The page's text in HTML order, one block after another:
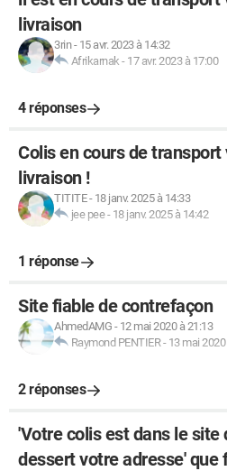
livraison
3rin- 15 avr. 2023 à 14:32
Afrikarnak - 17 avr. 2023 à 17:00
4 réponses
Colis en cours de
livraison !
TITITE- 18 janv. 2025 à 14:33
jee pee- 18 janv. 2025 à 14:42
1 réponse
Site fiable de contrefaçon
AhmedAMG - 12 mai 2020 à 21:13
Raymond PENTIER- 13 mai
2 réponses
'Votre colis est dans le site
dessert votre adresse' que